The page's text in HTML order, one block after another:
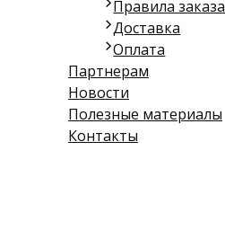
Правила заказа
Доставка
Оплата
Партнерам
Новости
Полезные материалы
Контакты